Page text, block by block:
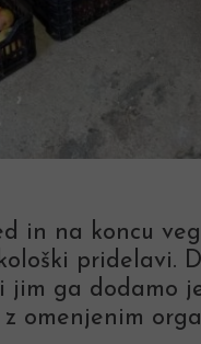
in na koncu
pridelavi.
jim ga dodamo
omenjenim